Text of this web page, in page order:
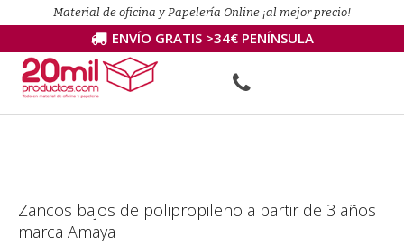
Material de oficina y Papelería Online ¡al mejor precio!
ENVÍO GRATIS >34€ PENÍNSULA
Zancos bajos de polipropileno a partir de 3 años
marca Amaya